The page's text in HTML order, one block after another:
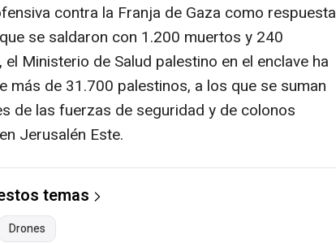
contra la Franja de Gaza como respuesta
se saldaron con 1.200 muertos y 240
Ministerio de Salud palestino en el enclave ha
más de 31.700 palestinos, a los que se suman
de las fuerzas de seguridad y de colonos
Jerusalén Este.
temas
Drones